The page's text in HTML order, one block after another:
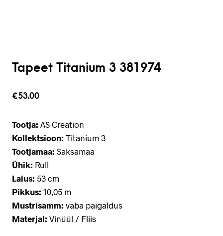
Tapeet Titanium 3 381974
€53.00
Tootja: AS Creation
Kollektsioon: Titanium 3
Tootjamaa: Saksamaa
Ühik: Rull
Laius: 53 cm
Pikkus: 10,05 m
Mustrisamm: vaba paigaldus
Materjal: Vinüül / Fliis